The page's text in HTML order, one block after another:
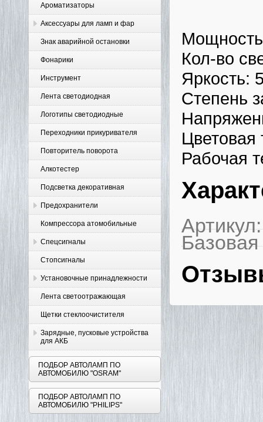
Ароматизаторы
Аксессуары для ламп и фар
Знак аварийной остановки
Фонарики
Инструмент
Лента светодиодная
Логотипы светодиодные
Переходники прикуривателя
Повторитель поворота
Алкотестер
Подсветка декоративная
Предохранители
Компрессора атомобильные
Спецсигналы
Стопсигналы
Установочные принадлежности
Лента светоотражающая
Щетки стеклоочистителя
Зарядные, пусковые устройства
для АКБ
ПОДБОР АВТОЛАМП ПО
АВТОМОБИЛЮ "OSRAM"
ПОДБОР АВТОЛАМП ПО
АВТОМОБИЛЮ "PHILIPS"
Кол-во
Яркость:
Степень
Цветовая
Рабочая
Артикул: